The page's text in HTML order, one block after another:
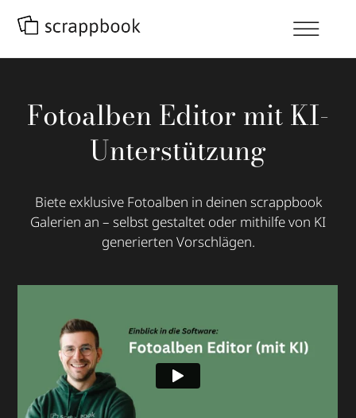
Fotoalben Editor mit KI-
Unterstützung
Biete exklusive Fotoalben in deinen scrappbook
Galerien an – selbst gestaltet oder mithilfe von KI
generierten Vorschlägen.